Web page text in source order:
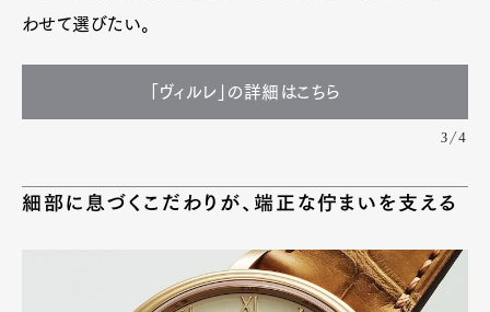
わせて選びたい。
「ヴィルレ」の詳細はこちら
3/4
細部に息づくこだわりが、端正な佇まいを支える